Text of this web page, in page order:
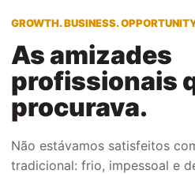
GROWTH. BUSINESS.
As amizades
profissionais
procurava.
Não estávamos satisfeitos
tradicional: frio, impessoal e